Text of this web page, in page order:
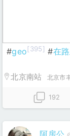
#geo[395] #在
北京南站 北京市
192